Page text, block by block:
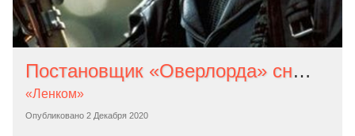
Постановщик «Оверлорда» снимет хоррор о Ван Хельсинге. Джеймс Ван спродюсирует картину
Опубликовано 2 Декабря 2020
«Ленком»